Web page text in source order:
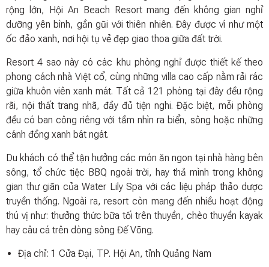
rộng lớn, Hội An Beach Resort mang đến không gian nghỉ
dưỡng yên bình, gần gũi với thiên nhiên. Đây được ví như một
ốc đảo xanh, nơi hội tụ vẻ đẹp giao thoa giữa đất trời.
Resort 4 sao này có các khu phòng nghỉ được thiết kế theo
phong cách nhà Việt cổ, cùng những villa cao cấp nằm rải rác
giữa khuôn viên xanh mát. Tất cả 121 phòng tại đây đều rộng
rãi, nội thất trang nhã, đầy đủ tiện nghi. Đặc biệt, mỗi phòng
đều có ban công riêng với tầm nhìn ra biển, sông hoặc những
cánh đồng xanh bát ngát.
Du khách có thể tận hưởng các món ăn ngon tại nhà hàng bên
sông, tổ chức tiệc BBQ ngoài trời, hay thả mình trong không
gian thư giãn của Water Lily Spa với các liệu pháp thảo dược
truyền thống. Ngoài ra, resort còn mang đến nhiều hoạt động
thú vị như: thưởng thức bữa tối trên thuyền, chèo thuyền kayak
hay câu cá trên dòng sông Đế Võng.
Địa chỉ: 1 Cửa Đại, TP. Hội An, tỉnh Quảng Nam